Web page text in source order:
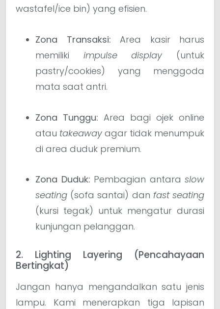
wastafel/ice bin) yang efisien.
Zona Transaksi: Area kasir harus
memiliki impulse display (untuk
pastry/cookies) yang menggoda
mata saat antri.
Zona Tunggu: Area bagi ojek online
atau takeaway agar tidak menumpuk
di area duduk premium.
Zona Duduk: Pembagian antara slow
seating (sofa santai) dan fast seating
(kursi tegak) untuk mengatur durasi
kunjungan pelanggan.
2. Lighting Layering (Pencahayaan
Bertingkat)
Jangan hanya mengandalkan satu jenis
lampu. Kami menerapkan tiga lapisan